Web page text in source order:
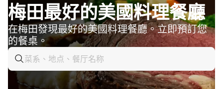
梅田最好的美國料理餐廳
在梅田發現最好的美國料理餐廳。立即預訂您
的餐桌。